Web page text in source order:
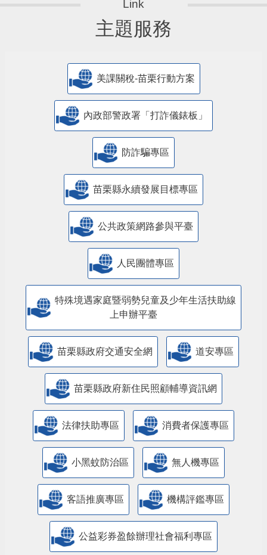
主題服務
美課關稅-苗栗行動方案
內政部警政署「打詐儀錶板」
防詐騙專區
苗栗縣永續發展目標專區
公共政策網路參與平臺
人民團體專區
特殊境遇家庭暨弱勢兒童及少年生活扶助線
上申辦平臺
苗栗縣政府交通安全網 道安專區
苗栗縣政府新住民照顧輔導資訊網
法律扶助專區 消費者保護專區
小黑蚊防治區 無人機專區
客語推廣專區 機構評鑑專區
公益彩券盈餘辦理社會福利專區